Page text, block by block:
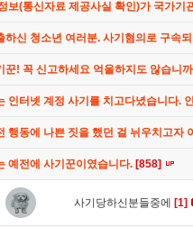
보(통신자료 제공사실 확인)가 국가기
하신 청소년 여러분. 사기혐의로 구속
꾼! 꼭 신고하세요 억울하지도 않습니
인터넷 계정 사기를 치고다녔습니다.
행동에 나쁜 짓을 했던 걸 뉘우치고자
예전에 사기꾼이였습니다. [858]
사기당하신분들중에 [1]